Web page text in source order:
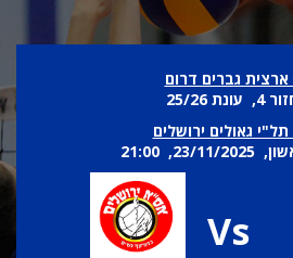
ארצית גברים דרום
25/26
גאולים ירושלים
21:00
Vs